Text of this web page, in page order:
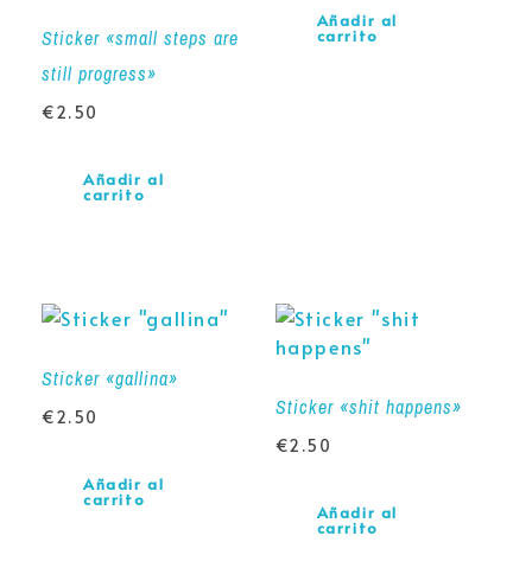
Sticker «small steps are
still progress»
€2.50
Añadir al
carrito
Añadir al
carrito
Sticker «gallina»
€2.50
Añadir al
carrito
Sticker «shit happens»
€2.50
Añadir al
carrito